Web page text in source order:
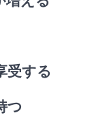
受する
つ